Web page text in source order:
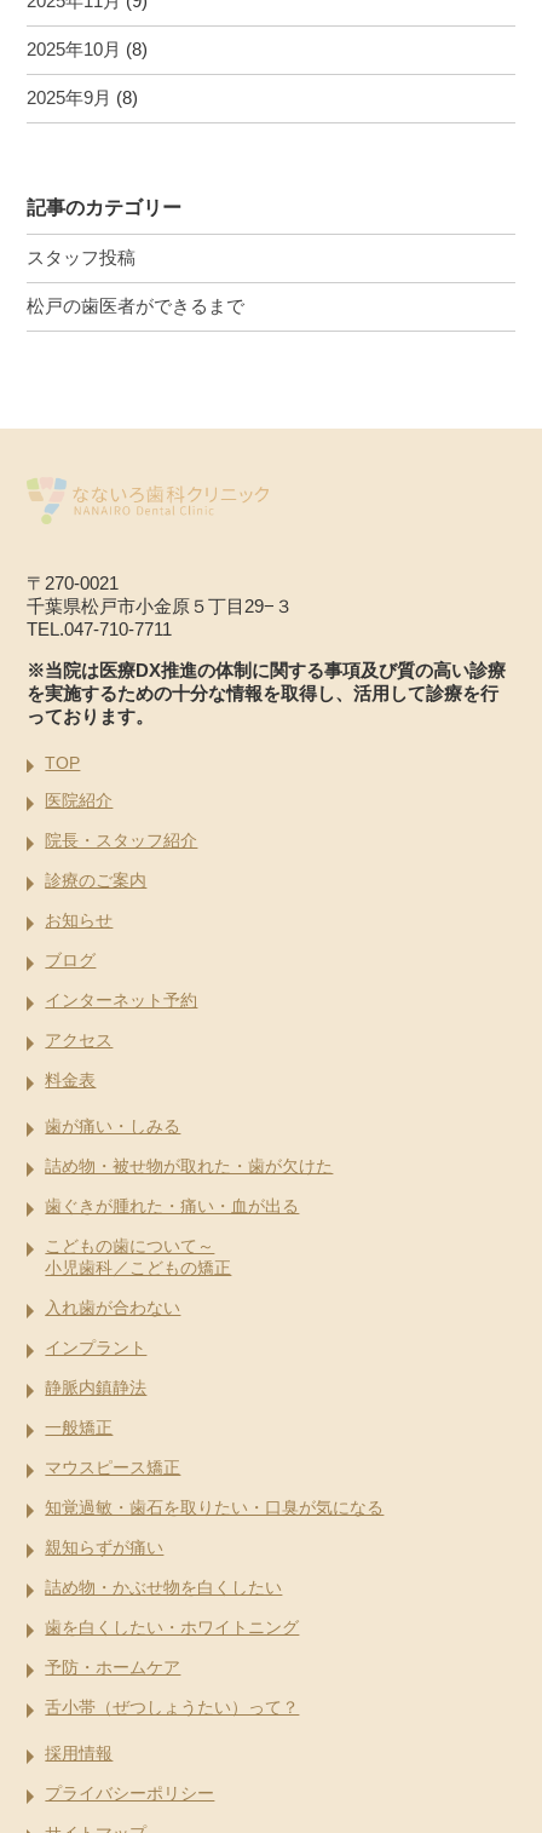
2025年10月 (8)
2025年9月 (8)
記事のカテゴリー
スタッフ投稿
松戸の歯医者ができるまで
〒270-0021
千葉県松戸市小金原５丁目29−３
TEL.047-710-7711
※当院は医療DX推進の体制に関する事項及び質の高い診療
を実施するための十分な情報を取得し、活用して診療を行
っております。
TOP
医院紹介
院長・スタッフ紹介
診療のご案内
お知らせ
ブログ
インターネット予約
アクセス
料金表
歯が痛い・しみる
詰め物・被せ物が取れた・歯が欠けた
歯ぐきが腫れた・痛い・血が出る
こどもの歯について～
小児歯科／こどもの矯正
入れ歯が合わない
インプラント
静脈内鎮静法
一般矯正
マウスピース矯正
知覚過敏・歯石を取りたい・口臭が気になる
親知らずが痛い
詰め物・かぶせ物を白くしたい
歯を白くしたい・ホワイトニング
予防・ホームケア
舌小帯（ぜつしょうたい）って？
採用情報
プライバシーポリシー